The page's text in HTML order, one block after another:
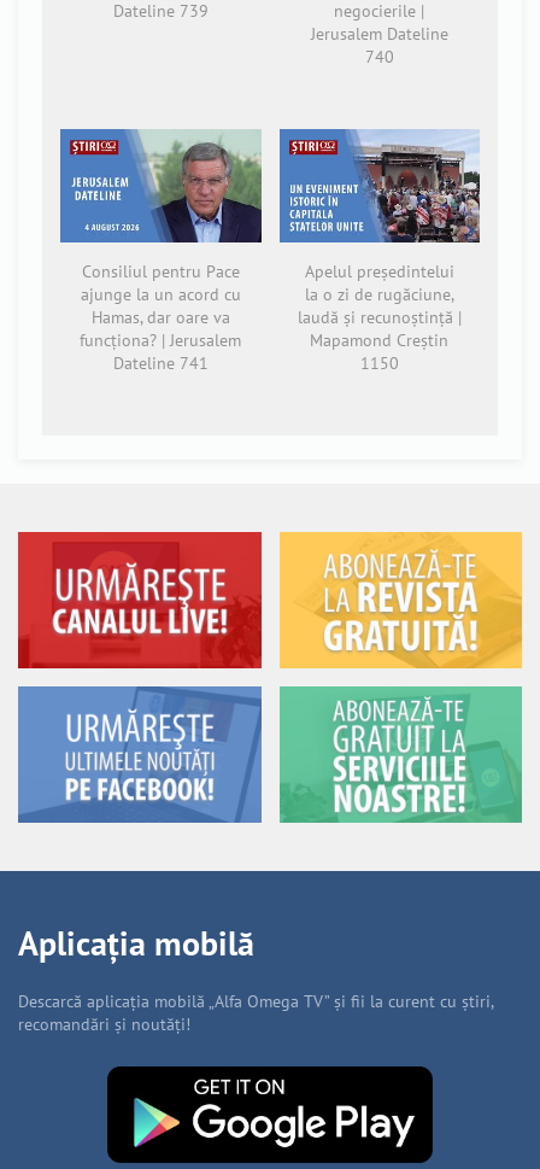
Dateline 739
negocierile |
Jerusalem Dateline
740
Consiliul pentru Pace
ajunge la un acord cu
Hamas, dar oare va
funcționa? | Jerusalem
Dateline 741
Apelul președintelui
la o zi de rugăciune,
laudă și recunoștință |
Mapamond Creștin
1150
Aplicația mobilă
Descarcă aplicația mobilă „Alfa Omega TV” și fii la curent cu știri,
recomandări și noutăți!